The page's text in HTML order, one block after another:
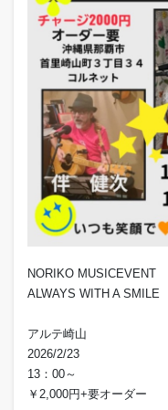
NORIKO MUSICEVENT
ALWAYS WITH A SMILE
アルテ崎山
2026/2/23
13：00～
￥2,000円+要オーダー